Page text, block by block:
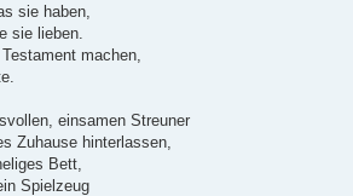
sie haben,
sie lieben.
machen,
einsamen Streuner
Zuhause hinterlassen,
Bett,
Spielzeug